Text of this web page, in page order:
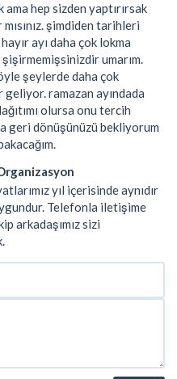
ama hep sizden yaptırırsak
şimdiden tarihleri
ayı daha çok lokma
umarım.
şeylerde daha çok
ramazan ayındada
olursa onu tercih
geri dönüşünüzü bekliyorum
yıl içerisinde aynıdır
Telefonla iletişime
arkadaşımız sizi